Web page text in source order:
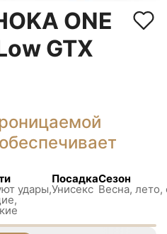
ONE
GTX
удары,
Посадка
Унисекс
Сезон
Весна, лето,